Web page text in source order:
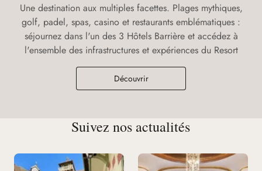
Une destination aux multiples facettes. Plages mythiques,
golf, padel, spas, casino et restaurants emblématiques :
séjournez dans l'un des 3 Hôtels Barrière et accédez à
l'ensemble des infrastructures et expériences du Resort
Découvrir
Suivez nos actualités